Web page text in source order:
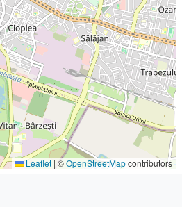
Leaflet | ©OpenStreetMapcontributors